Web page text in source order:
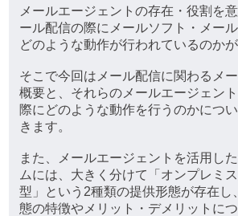
メールエージェントの存在・役割を
ール配信の際にメールソフト・メー
どのような動作が行われているのかが
そこで今回はメール配信に関わるメ
概要と、それらのメールエージェン
際にどのような動作を行うのかにつ
きます。
また、メールエージェントを活用し
ムには、大きく分けて「オンプレミ
型」という2種類の提供形態が存在し
態の特徴やメリット・デメリットに